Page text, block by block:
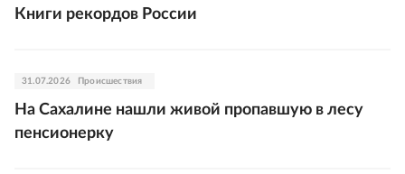
Книги рекордов России
31.07.2026 Происшествия
На Сахалине нашли живой пропавшую в лесу
пенсионерку